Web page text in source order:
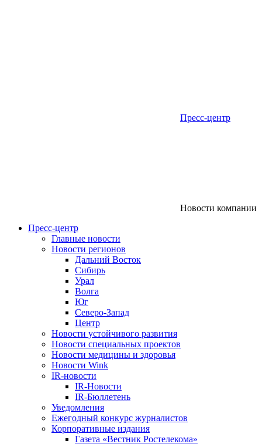
Пресс-центр
Новости компании
Пресс-центр
Главные новости
Новости регионов
Дальний Восток
Сибирь
Урал
Волга
Юг
Северо-Запад
Центр
Новости устойчивого развития
Новости специальных проектов
Новости медицины и здоровья
Новости Wink
IR-новости
IR-Новости
IR-Бюллетень
Уведомления
Ежегодный конкурс журналистов
Корпоративные издания
Газета «Вестник Ростелекома»